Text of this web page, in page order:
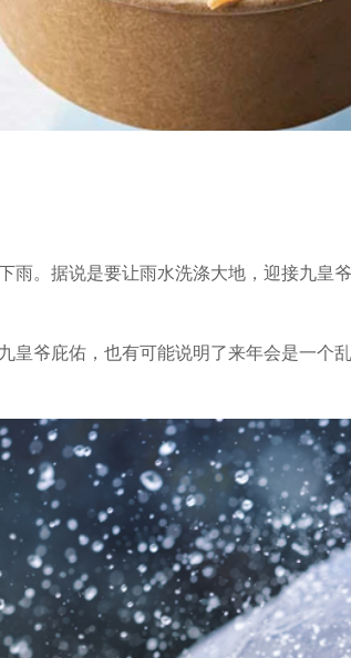
雨。据说是要让雨水洗涤大地，迎接九皇
皇爷庇佑，也有可能说明了来年会是一个乱